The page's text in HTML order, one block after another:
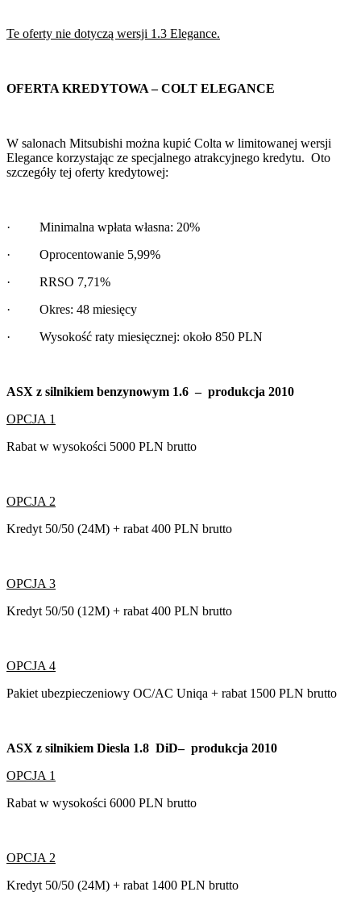
Te oferty nie dotyczą wersji 1.3 Elegance.
OFERTA KREDYTOWA – COLT ELEGANCE
W salonach Mitsubishi można kupić Colta w limitowanej wersji
Elegance korzystając ze specjalnego atrakcyjnego kredytu. Oto
szczegóły tej oferty kredytowej:
· Minimalna wpłata własna: 20%
· Oprocentowanie 5,99%
· RRSO 7,71%
· Okres: 48 miesięcy
· Wysokość raty miesięcznej: około 850 PLN
ASX z silnikiem benzynowym 1.6 – produkcja 2010
OPCJA 1
Rabat w wysokości 5000 PLN brutto
OPCJA 2
Kredyt 50/50 (24M) + rabat 400 PLN brutto
OPCJA 3
Kredyt 50/50 (12M) + rabat 400 PLN brutto
OPCJA 4
Pakiet ubezpieczeniowy OC/AC Uniqa + rabat 1500 PLN brutto
ASX z silnikiem Diesla 1.8 DiD– produkcja 2010
OPCJA 1
Rabat w wysokości 6000 PLN brutto
OPCJA 2
Kredyt 50/50 (24M) + rabat 1400 PLN brutto